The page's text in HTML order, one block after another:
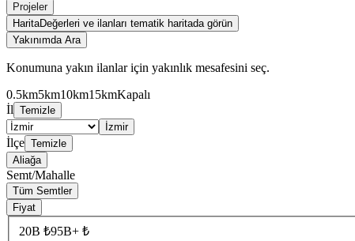
Projeler
HaritaDeğerleri ve ilanları tematik haritada görün
Yakınımda Ara
Konumuna yakın ilanlar için yakınlık mesafesini seç.
0.5km5km10km15kmKapalı
İl Temizle
İzmir
İlçe Temizle
Aliağa
Semt/Mahalle
Tüm Semtler
Fiyat
20B ₺95B+ ₺